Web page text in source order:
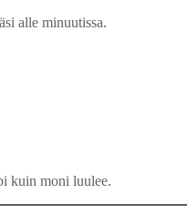
alle minuutissa.
kuin moni luulee.